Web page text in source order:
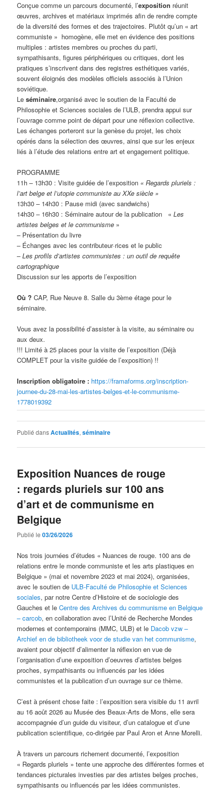
Conçue comme un parcours documenté, l’exposition réunit
œuvres, archives et matériaux imprimés afin de rendre compte
de la diversité des formes et des trajectoires. Plutôt qu’un « art
communiste » homogène, elle met en évidence des positions
multiples : artistes membres ou proches du parti,
sympathisants, figures périphériques ou critiques, dont les
pratiques s’inscrivent dans des registres esthétiques variés,
souvent éloignés des modèles officiels associés à l’Union
soviétique.
Leséminaire,organisé avec le soutien de la Faculté de
Philosophie et Sciences sociales de l’ULB, prendra appui sur
l’ouvrage comme point de départ pour une réflexion collective.
Les échanges porteront sur la genèse du projet, les choix
opérés dans la sélection des œuvres, ainsi que sur les enjeux
liés à l’étude des relations entre art et engagement politique.
PROGRAMME
11h – 13h30 : Visite guidée de l’exposition « Regards pluriels :
l’art belge et l’utopie communiste au XXe siècle »
13h30 – 14h30 : Pause midi (avec sandwichs)
14h30 – 16h30 : Séminaire autour de la publication «Les
artistes belges et le communisme »
– Présentation du livre
– Échanges avec les contributeur·rices et le public
–Les profils d’artistes communistes : un outil de requête
cartographique
Discussion sur les apports de l’exposition
Où ? CAP, Rue Neuve 8. Salle du 3ème étage pour le
séminaire.
Vous avez la possibilité d’assister à la visite, au séminaire ou
aux deux.
!!! Limité à 25 places pour la visite de l’exposition (Déjà
COMPLET pour la visite guidée de l’exposition) !!
Inscription obligatoire : https://framaforms.org/inscription-
journee-du-28-mai-les-artistes-belges-et-le-communisme-
1778019392
Publié dansActualités,séminaire
Exposition Nuances de rouge
: regards pluriels sur 100 ans
d’art et de communisme en
Belgique
Publié le03/26/2026
Nos trois journées d’études « Nuances de rouge. 100 ans de
relations entre le monde communiste et les arts plastiques en
Belgique » (mai et novembre 2023 et mai 2024), organisées,
avec le soutien de ULB-Faculté de Philosophie et Sciences
sociales, par notre Centre d’Histoire et de sociologie des
Gauches et leCentre des Archives du communisme en Belgique
– carcob, en collaboration avec l’Unité de Recherche Mondes
modernes et contemporains (MMC, ULB) et le Dacob vzw –
Archief en de bibliotheek voor de studie van het communisme,
avaient pour objectif d’alimenter la réflexion en vue de
l’organisation d’une exposition d’oeuvres d’artistes belges
proches, sympathisants ou influencés par les idées
communistes et la publication d’un ouvrage sur ce thème.
C’est à présent chose faite : l’exposition sera visible du 11 avril
au 16 août 2026 au Musée des Beaux-Arts de Mons, elle sera
accompagnée d’un guide du visiteur, d’un catalogue et d’une
publication scientifique, co-dirigée par Paul Aron et Anne Morelli.
À travers un parcours richement documenté, l’exposition
« Regards pluriels » tente une approche des différentes formes et
tendances picturales investies par des artistes belges proches,
sympathisants ou influencés par les idées communistes.